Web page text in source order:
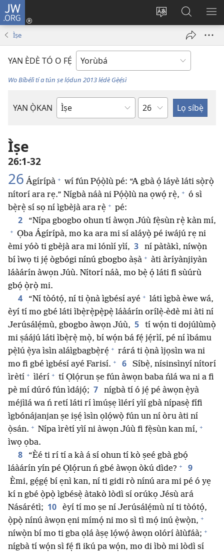
JW.ORG
Yí
pa
Wọlé
(opens
Wa
JW.ORG
Ìṣe
YAN ÈDÈ TÓ O FẸ́
Wo Bíbélì tí a tún ṣe lọ́dun 2013 lédè Gẹ̀ẹ́sì
YAN Ọ̀KAN
Ìwé
Orí
Ìṣe
26:1-32
26 Ágírípà + wí fún Pọ́ọ̀lù pé: “A gbà ọ́ láyè láti sọ̀rọ̀
nítorí ara rẹ.” Nígbà náà ni Pọ́ọ̀lù na ọwọ́ rẹ̀, + ó sì
bẹ̀rẹ̀ sí sọ ní ìgbèjà ara rẹ̀ + pé:
2 “Nípa gbogbo ohun tí àwọn Júù fẹ̀sùn rẹ̀ kàn mí,
+ Ọba Ágírípà, mo ka ara mi sí aláyọ̀ pé iwájú rẹ ni
èmi yóò ti gbèjà ara mi lónìí yìí, 3
ní pàtàkì, níwọ̀n
bí ìwọ ti jẹ́ ògbógi nínú gbogbo àṣà + àti àríyànjiyàn
láàárín àwọn Júù. Nítorí náà, mo bẹ̀ ọ́ láti fi sùúrù
gbọ́ ọ̀rọ̀ mi.
4 “Ní tòótọ́, ní ti ọ̀nà ìgbésí ayé + láti ìgbà èwe wá,
èyí tí mo gbé láti ìbẹ̀rẹ̀pẹ̀pẹ̀ láàárín orílẹ̀-èdè mi àti ní
Jerúsálẹ́mù, gbogbo àwọn Júù, 5
tí wọ́n ti dojúlùmọ̀
mi ṣáájú láti ìbẹ̀rẹ̀ mọ̀, bí wọ́n bá fẹ́ jẹ́rìí, pé ní ìbámu
pẹ̀lú ẹ̀ya ìsìn aláìgbagbẹ̀rẹ́ + rárá ti ọ̀nà ìjọsìn wa ni
mo fi gbé ìgbésí ayé Farisí. + 6
Síbẹ̀, nísinsìnyí nítorí
ìrètí + ìlérí + tí Ọlọ́run ṣe fún àwọn baba ńlá wa ni a fi
pè mí dúró fún ìdájọ́; 7
nígbà tí ó jẹ́ pé àwọn ẹ̀yà
méjìlá wa ń retí láti rí ìmúṣẹ ìlérí yìí gbà nípasẹ̀ fífi
ìgbónájanjan ṣe iṣẹ́ ìsìn ọlọ́wọ̀ fún un ní òru àti ní
ọ̀sán. + Nípa ìrètí yìí ni àwọn Júù fi fẹ̀sùn kan mí, +
ìwọ ọba.
8
“Èé ti rí tí a kà á sí ohun tí kò ṣeé gbà gbọ́
láàárín yín pé Ọlọ́run ń gbé àwọn òkú dìde? + 9
Èmi, gẹ́gẹ́ bí ẹnì kan, ní ti gidi rò nínú ara mi pé ó yẹ
kí n gbé ọ̀pọ̀ ìgbésẹ̀ àtakò lòdì sí orúkọ Jésù ará
Násárétì; 10
èyí tí mo ṣe ní Jerúsálẹ́mù ní ti tòótọ́,
ọ̀pọ̀ nínú àwọn ẹni mímọ́ ni mo sì tì mọ́ inú ẹ̀wọ̀n, +
níwọ̀n bí mo ti gba ọlá àṣẹ lọ́wọ́ àwọn olórí àlùfáà; +
nígbà tí wọ́n sì fẹ́ fi ikú pa wọ́n, mo di ìbò mi lòdì sí